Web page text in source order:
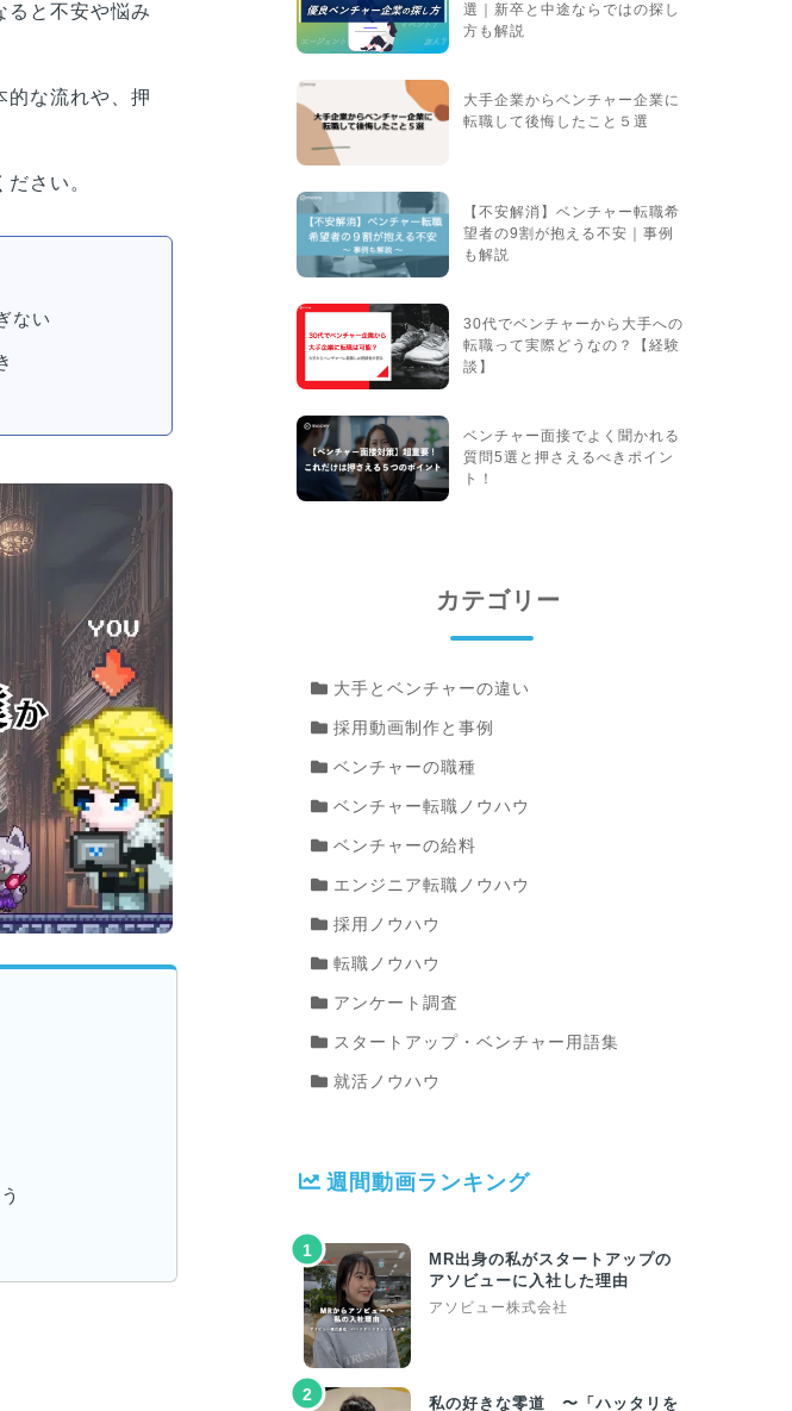
ると不安や悩み
的な流れや、押
さい。
ない
選｜新卒と中途ならではの探し
方も解説
大手企業からベンチャー企業に
転職して後悔したこと５選
【不安解消】ベンチャー転職希
望者の9割が抱える不安｜事例
も解説
30代でベンチャーから大手への
転職って実際どうなの？【経験
談】
ベンチャー面接でよく聞かれる
質問5選と押さえるべきポイン
ト！
カテゴリー
大手とベンチャーの違い
採用動画制作と事例
ベンチャーの職種
ベンチャー転職ノウハウ
ベンチャーの給料
エンジニア転職ノウハウ
採用ノウハウ
転職ノウハウ
アンケート調査
スタートアップ・ベンチャー用語集
就活ノウハウ
週間動画ランキング
1
MR出身の私がスタートアップの
アソビューに入社した理由
アソビュー株式会社
2
私の好きな零道 〜「ハッタリを